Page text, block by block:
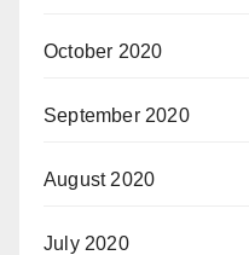
October 2020
September 2020
August 2020
July 2020